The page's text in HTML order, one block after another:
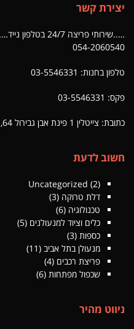
יצירת קשר
…..שירותי פריצה 24/7 בטלפון נייד…..
054-2060540
טלפון בחנות: 03-5546331
פקס: 03-5546331
כתובת: צייטלין 1 פינת אבן גבירול 64, תל אביב (מול הסופר פארם)
חשוב לדעת
Uncategorized (2)
דלת טרוקה (3)
טכנולוגיה (6)
כלים וציוד למנעולנים (5)
כספות (3)
מנעולן בתל אביב (11)
פריצת רכבים (4)
שכפול מפתחות (6)
ניווט מהיר